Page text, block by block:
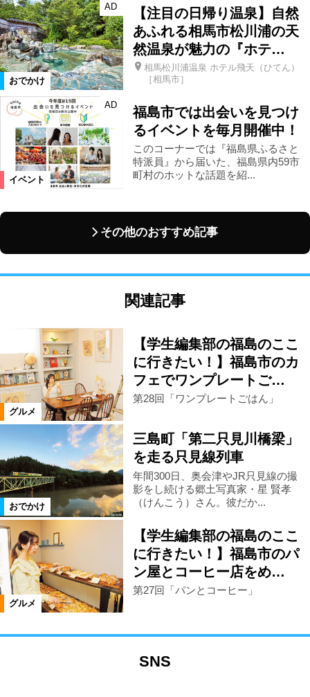
おでかけ
AD
【注目の日帰り温泉】自然
あふれる相馬市松川浦の天
然温泉が魅力の『ホテ…
相馬松川浦温泉 ホテル飛天（ひてん）
［相馬市］
イベント
AD
福島市では出会いを見つけ
るイベントを毎月開催中！
このコーナーでは『福島県ふるさと
特派員』から届いた、福島県内59市
町村のホットな話題を紹...
その他のおすすめ記事
関連記事
グルメ
【学生編集部の福島のここ
に行きたい！】福島市のカ
フェでワンプレートご…
第28回「ワンプレートごはん」
おでかけ
三島町「第二只見川橋梁」
を走る只見線列車
年間300日、奥会津やJR只見線の撮
影をし続ける郷土写真家・星 賢孝
（けんこう）さん。彼だか...
グルメ
【学生編集部の福島のここ
に行きたい！】福島市のパ
ン屋とコーヒー店をめ…
第27回「パンとコーヒー」
SNS